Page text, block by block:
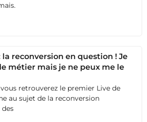
reconversion en question ! Je
métier mais je ne peux me le
retrouverez le premier Live de
au sujet de la reconversion